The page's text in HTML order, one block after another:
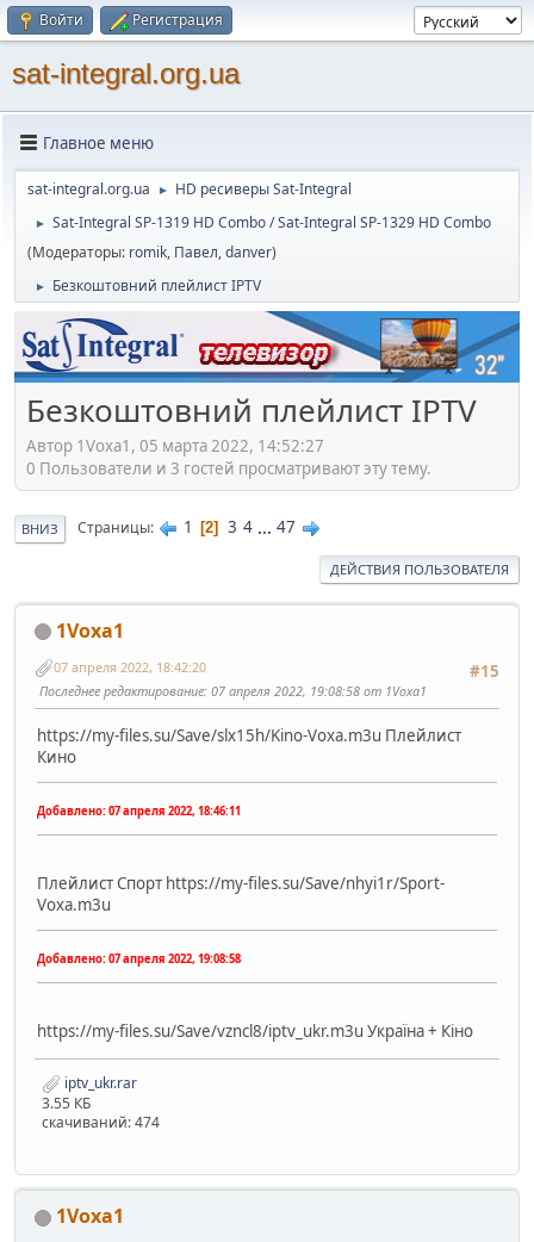
Войти Регистрация
sat-integral.org.ua
Главное меню
sat-integral.org.ua ► HD ресиверы Sat-Integral
►
Sat-Integral SP-1319 HD Combo / Sat-Integral SP-1329 HD Combo
(Модераторы: romik, Павел,danver)
► Безкоштовний плейлист IPTV
Безкоштовний плейлист IPTV
Автор 1Voxa1, 05 марта 2022, 14:52:27
0 Пользователи и 3 гостей просматривают эту тему.
ВНИЗ Страницы 1 2 3 4 ... 47
ДЕЙСТВИЯ ПОЛЬЗОВАТЕЛЯ
1Voxa1
#15
07 апреля 2022, 18:42:20
Последнее редактирование: 07 апреля 2022, 19:08:58 от 1Voxa1
https://my-files.su/Save/slx15h/Kino-Voxa.m3u Плейлист
Кино
Добавлено: 07 апреля 2022, 18:46:11
Плейлист Спорт https://my-files.su/Save/nhyi1r/Sport-
Voxa.m3u
Добавлено: 07 апреля 2022, 19:08:58
https://my-files.su/Save/vzncl8/iptv_ukr.m3u Україна + Кіно
iptv_ukr.rar
3.55 КБ
скачиваний: 474
1Voxa1